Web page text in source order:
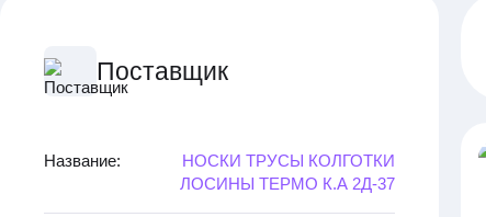
Поставщик
Название:
НОСКИ ТРУСЫ КОЛГОТКИ
ЛОСИНЫ ТЕРМО К.А 2Д-37